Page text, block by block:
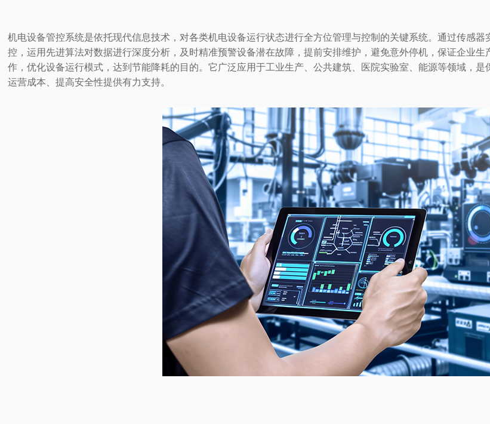
机电设备管控系统是依托现代信息技术，对各类机电设备运行状态进行全方位管理与控制的关键系统。通过传感
控，运用先进算法对数据进行深度分析，及时精准预警设备潜在故障，提前安排维护，避免意外停机，保证企业
作，优化设备运行模式，达到节能降耗的目的。它广泛应用于工业生产、公共建筑、医院实验室、能源等领域，
运营成本、提高安全性提供有力支持。